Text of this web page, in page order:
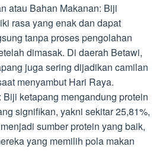
atau Bahan Makanan: Biji
rasa yang enak dan dapat
tanpa proses pengolahan
dimasak. Di daerah Betawi,
juga sering dijadikan camilan
menyambut Hari Raya.
Biji ketapang mengandung protein
signifikan, yakni sekitar 25,81%,
sumber protein yang baik,
yang memilih pola makan